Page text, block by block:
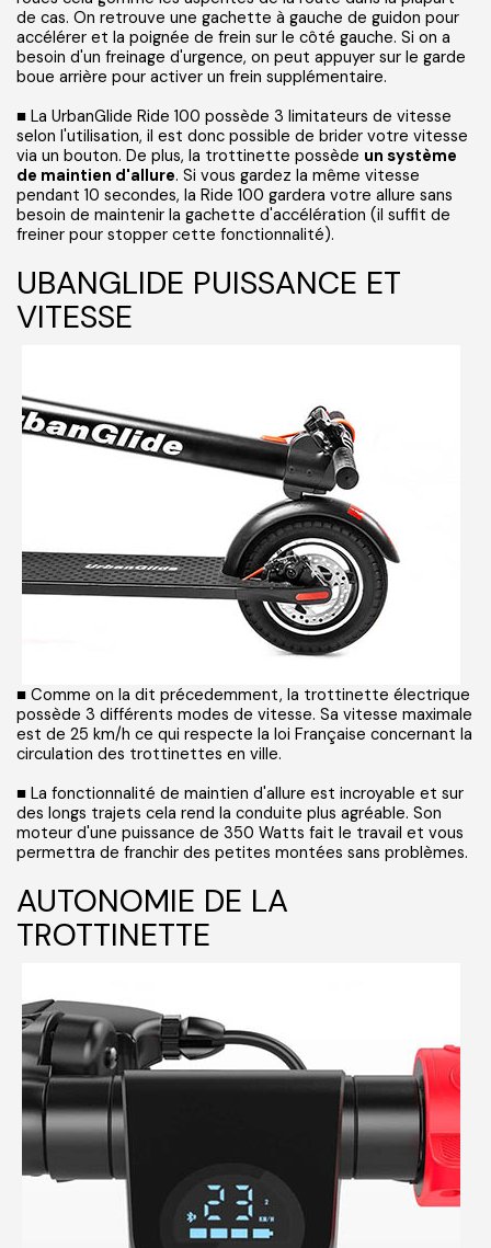
de cas. On retrouve une gachette à gauche de guidon pour
accélérer et la poignée de frein sur le côté gauche. Si on a
besoin d'un freinage d'urgence, on peut appuyer sur le garde
boue arrière pour activer un frein supplémentaire.
■ La UrbanGlide Ride 100 possède 3 limitateurs de vitesse
selon l'utilisation, il est donc possible de brider votre vitesse
via un bouton. De plus, la trottinette possède un système
de maintien d'allure. Si vous gardez la même vitesse
pendant 10 secondes, la Ride 100 gardera votre allure sans
besoin de maintenir la gachette d'accélération (il suffit de
freiner pour stopper cette fonctionnalité).
UBANGLIDE PUISSANCE ET
VITESSE
■ Comme on la dit précedemment, la trottinette électrique
possède 3 différents modes de vitesse. Sa vitesse maximale
est de 25 km/h ce qui respecte la loi Française concernant la
circulation des trottinettes en ville.
■ La fonctionnalité de maintien d'allure est incroyable et sur
des longs trajets cela rend la conduite plus agréable. Son
moteur d'une puissance de 350 Watts fait le travail et vous
permettra de franchir des petites montées sans problèmes.
AUTONOMIE DE LA
TROTTINETTE